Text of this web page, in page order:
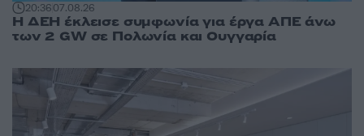
20:3607.08.26
Η ΔΕΗ έκλεισε συμφωνία για έργα ΑΠΕ άνω
των 2 GW σε Πολωνία και Ουγγαρία